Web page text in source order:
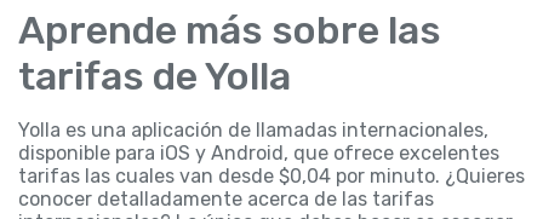
Aprende más sobre las
tarifas de Yolla
Yolla es una aplicación de llamadas internacionales,
disponible para iOS y Android, que ofrece excelentes
tarifas las cuales van desde $0,04 por minuto. ¿Quieres
conocer detalladamente acerca de las tarifas